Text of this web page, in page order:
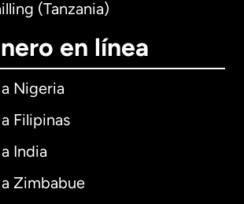
(Tanzania)
en línea
Nigeria
Filipinas
India
Zimbabue